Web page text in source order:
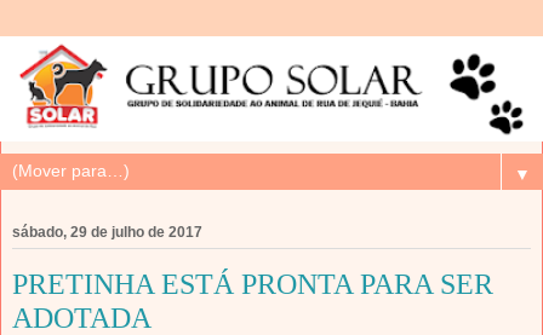
▼
sábado, 29 de julho de 2017
PRETINHA ESTÁ PRONTA PARA SER
ADOTADA